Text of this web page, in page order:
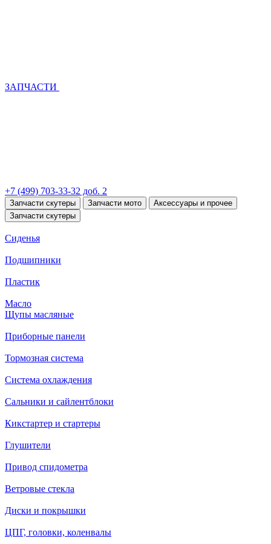
ЗАПЧАСТИ
+7 (499) 703-33-32 доб. 2
Запчасти скутеры Запчасти мото
Аксессуары и прочее
Запчасти скутеры
Сиденья
Подшипники
Пластик
Масло
Щупы масляные
Приборные панели
Тормозная система
Система охлаждения
Сальники и сайлентблоки
Кикстартер и стартеры
Глушители
Привод спидометра
Ветровые стекла
Диски и покрышки
ЦПГ, головки, коленвалы